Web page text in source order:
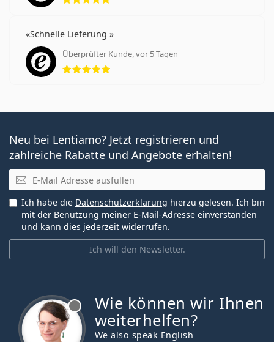
Schnelle Lieferung
Überprüfter Kunde, vor 5 Tagen
Bewertung 5 aus 5
Neu bei Lentiamo? Jetzt registrieren und
zahlreiche Rabatte und Angebote erhalten!
E-Mail
Ich will den Newsletter.
Ich habe die Datenschutzerklärung hierzu gelesen. Ich bin
mit der Benutzung meiner E-Mail-Adresse einverstanden
und kann dies jederzeit widerrufen.
Wie können wir Ihnen
weiterhelfen?
We also speak English